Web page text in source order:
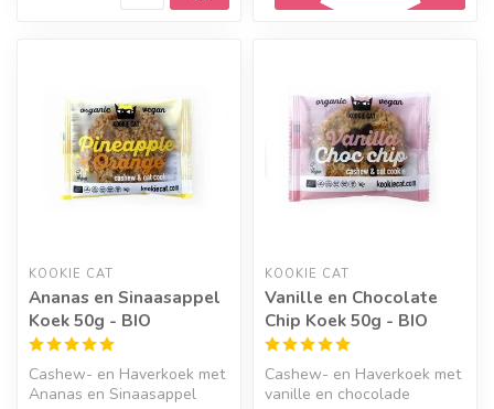
Geef een seintje
KOOKIE CAT
Ananas en Sinaasappel
Koek 50g - BIO
Cashew- en Haverkoek met
Ananas en Sinaasappel
KOOKIE CAT
Vanille en Chocolate
Chip Koek 50g - BIO
Cashew- en Haverkoek met
vanille en chocolade